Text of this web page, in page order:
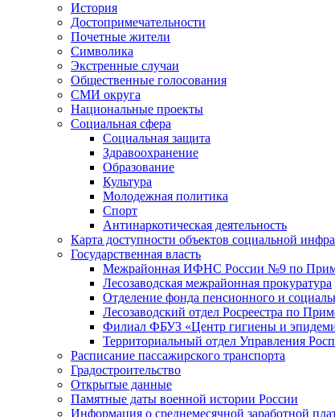
История
Достопримечательности
Почетные жители
Символика
Экстренные случаи
Общественные голосования
СМИ округа
Национальные проекты
Социальная сфера
Социальная защита
Здравоохранение
Образование
Культура
Молодежная политика
Спорт
Антинаркотическая деятельность
Карта доступности объектов социальной
Государственная власть
Межрайонная ИФНС России №9 по
Лесозаводская межрайонная прокуратура
Отделение фонда пенсионного и
Лесозаводский отдел Росреестра по
Филиал ФБУЗ «Центр гигиены и
Территориальный отдел Управления
Расписание пассажирского транспорта
Градостроительство
Открытые данные
Памятные даты военной истории России
Информация о среднемесячной заработной